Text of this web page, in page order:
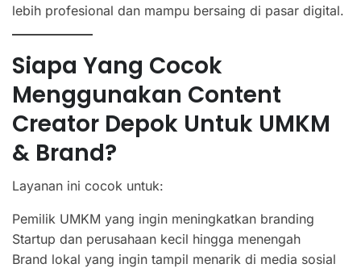
lebih profesional dan mampu bersaing di pasar digital.
Siapa Yang Cocok
Menggunakan Content
Creator Depok Untuk UMKM
& Brand?
Layanan ini cocok untuk:
Pemilik UMKM yang ingin meningkatkan branding
Startup dan perusahaan kecil hingga menengah
Brand lokal yang ingin tampil menarik di media sosial